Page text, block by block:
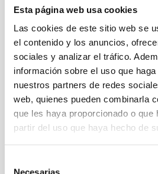
Esta página web usa cookies
Las cookies de este sitio web se
el contenido y los anuncios,
sociales y analizar el tráfico.
información sobre el uso que
nuestros partners de redes
web, quienes pueden combinarla
que les haya proporcionado o que
partir del uso que haya hecho de
Necesarias
PERFIL DEL PUESTO
TÉCNICO/A
NIVEL ESPAÑOL MÁSTER
ESPECIALIDAD
ÓPTICA
PROMOCIÓN INTERNA
NO
PS-2026-019 BASES
ANEXO III SOLICITUD